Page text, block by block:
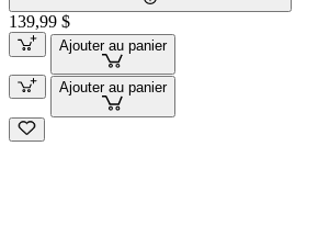
139,99 $
Ajouter au panier
Ajouter au panier